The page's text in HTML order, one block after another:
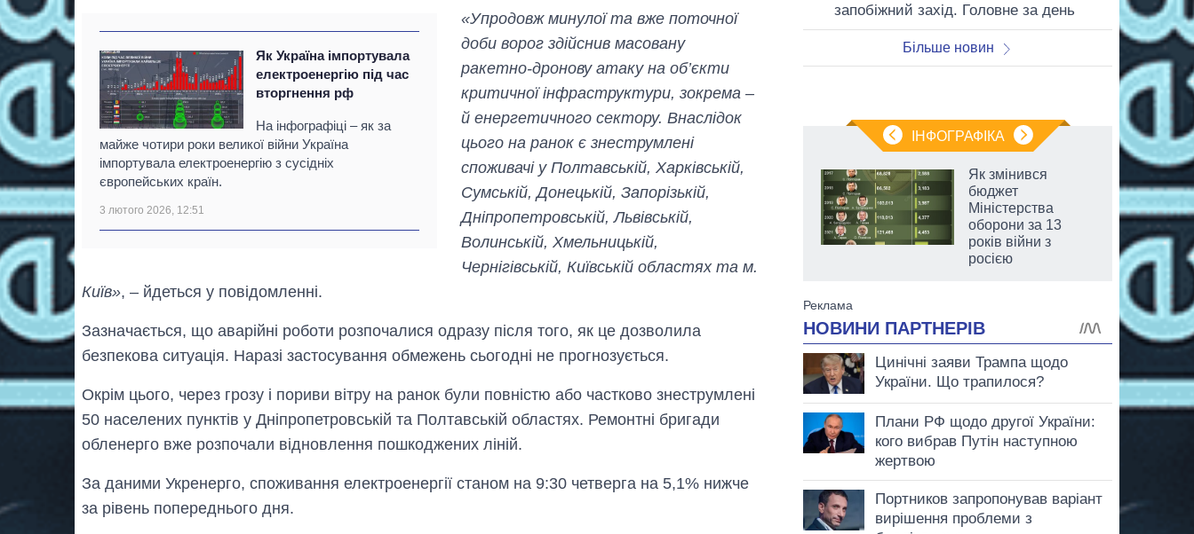
Як Україна імпортувала
електроенергію під час
вторгнення рф
На інфографіці – як за
майже чотири роки великої війни Україна
імпортувала електроенергію з сусідніх
європейських країн.
3 лютого 2026, 12:51
«Упродовж минулої та вже поточної
доби ворог здійснив масовану
ракетно-дронову атаку на об’єкти
критичної інфраструктури, зокрема –
й енергетичного сектору. Внаслідок
цього на ранок є знеструмлені
споживачі у Полтавській, Харківській,
Сумській, Донецькій, Запорізькій,
Дніпропетровській, Львівській,
Волинській, Хмельницькій,
Чернігівській, Київській областях та м.
Київ», – йдеться у повідомленні.
Зазначається, що аварійні роботи розпочалися одразу після того, як це дозволила
безпекова ситуація. Наразі застосування обмежень сьогодні не прогнозується.
Окрім цього, через грозу і пориви вітру на ранок були повністю або частково знеструмлені
50 населених пунктів у Дніпропетровській та Полтавській областях. Ремонтні бригади
обленерго вже розпочали відновлення пошкоджених ліній.
За даними Укренерго, споживання електроенергії станом на 9:30 четверга на 5,1% нижче
за рівень попереднього дня.
запобіжний захід. Головне за день
Більше новин
ІНФОГРАФІКА
Як зросли тарифи
на холодну воду у
містах України на
початок серпня
Як змінився
бюджет
Міністерства
оборони за 13
років війни з
росією